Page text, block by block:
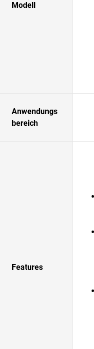
Modell
Anwendungs
bereich
Features